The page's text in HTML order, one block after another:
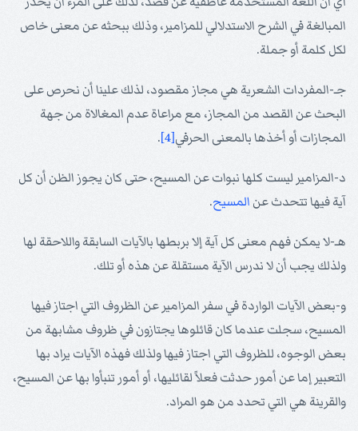
المبالغة في الشرح الاستدلالي للمزامير، وذلك ببحثه عن معنى خاص
لكل كلمة أو جملة.
جـ-المفردات الشعرية هي مجاز مقصود، لذلك علينا أن نحرص على
البحث عن القصد من المجاز، مع مراعاة عدم المغالاة من جهة
المجازات أو أخذها بالمعنى الحرفي[4]
.
د-المزامير ليست كلها نبوات عن المسيح، حتى كان يجوز الظن أن كل
آية فيها تتحدث عن المسيح.
هـ-لا يمكن فهم معنى كل آية إلا بربطها بالآيات السابقة واللاحقة لها
ولذلك يجب أن لا ندرس الآية مستقلة عن هذه أو تلك.
و-بعض الآيات الواردة في سفر المزامير عن الظروف التي اجتاز فيها
المسيح، سجلت عندما كان قائلوها يجتازون في ظروف مشابهة من
بعض الوجوه، للظروف التي اجتاز فيها ولذلك فهذه الآيات يراد بها
التعبير إما عن أمور حدثت فعلاً لقائليها، أو أمور تنبأوا بها عن المسيح،
والقرينة هي التي تحدد من هو المراد.